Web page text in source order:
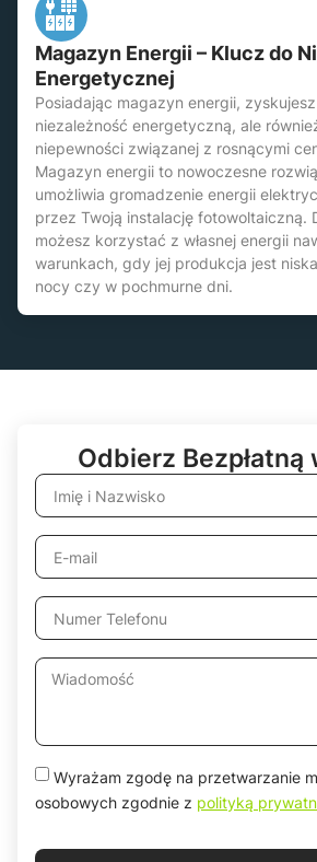
Magazyn Energii – Klucz do
Energetycznej
Posiadając magazyn energii,
niezależność energetyczną, ale
niepewności związanej z rosnącymi
Magazyn energii to nowoczesne
umożliwia gromadzenie energii
przez Twoją instalację fotowoltaiczną.
możesz korzystać z własnej energii
warunkach, gdy jej produkcja jest
nocy czy w pochmurne dni.
Odbierz Bezpłatną
Wyrażam zgodę na przetwarzanie
osobowych zgodnie z polityką